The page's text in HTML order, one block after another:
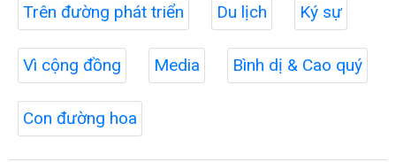
Trên đường phát triển Du lịch Ký sự
Vì cộng đồng Media Bình dị & Cao quý
Con đường hoa